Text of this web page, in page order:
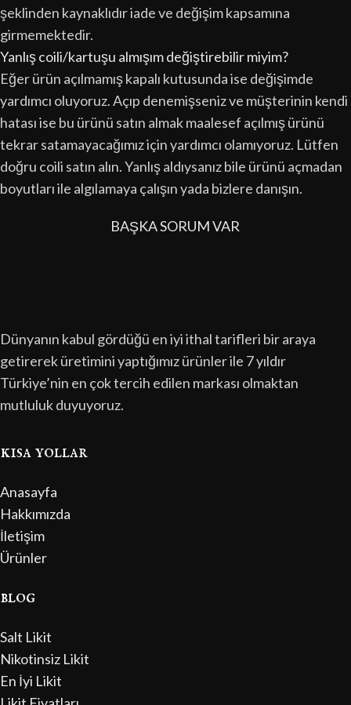
şeklinden kaynaklıdır iade ve değişim kapsamına
girmemektedir.
Yanlış coili/kartuşu almışım değiştirebilir miyim?
Eğer ürün açılmamış kapalı kutusunda ise değişimde
yardımcı oluyoruz. Açıp denemişseniz ve müşterinin kendi
hatası ise bu ürünü satın almak maalesef açılmış ürünü
tekrar satamayacağımız için yardımcı olamıyoruz. Lütfen
doğru coili satın alın. Yanlış aldıysanız bile ürünü açmadan
boyutları ile algılamaya çalışın yada bizlere danışın.
BAŞKA SORUM VAR
Dünyanın kabul gördüğü en iyi ithal tarifleri bir araya
getirerek üretimini yaptığımız ürünler ile 7 yıldır
Türkiye’nin en çok tercih edilen markası olmaktan
mutluluk duyuyoruz.
kısa yollar
Anasayfa
Hakkımızda
İletişim
Ürünler
blog
Salt Likit
Nikotinsiz Likit
En İyi Likit